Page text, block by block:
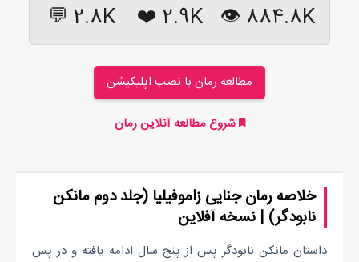
884.8K 👁
2.9K
❤️
2.8K 💬
مطالعه رمان با نصب اپلیکیشن
شروع مطالعه آنلاین رمان
خلاصه رمان جنایی زاموفیلیا (جلد دوم مانکن
نابودگر) | نسخه آفلاین
داستان مانکن نابودگر پس از پنج سال ادامه یافته و در پس